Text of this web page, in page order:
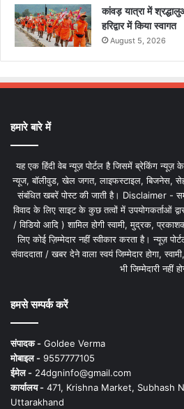
कांवड़ यात्रा में
हरिद्वार में किया स्वागत
August 5, 2026
हमारे बारे में
यह एक हिंदी वेब न्यूज़ पोर्टल है जिसमें ब्रेकिंग न्यूज़
न्यूज, बॉलीवुड, खेल जगत, लाइफस्टाइल, बिजनेस,
संबंधित खबरें पोस्ट की जाती है। Disclaimer -
विवाद के लिए साइट के कुछ तत्वों में उपयोगकर्ताओं
/ विडियो आदि ) शामिल होगी स्वामी, मुद्रक,
लिए कोई ज़िम्मेदार नहीं स्वीकार करता है। न्यूज़
संवाददाता / खबर देने वाला स्वयं जिम्मेदार होगा,
भी जिम्मेदारी नहीं
हमसे सम्पर्क करें
संपादक - Goldee Verma
मोबाइल - 9557777105
ईमेल - 24dgninfo@gmail.com
कार्यालय - 471, Krishna Market, Subhash
Uttarakhand